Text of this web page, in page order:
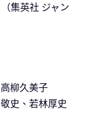
集英社 ジャン
柳久美子
史、若林厚史